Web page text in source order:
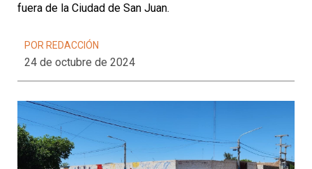
fuera de la Ciudad de San Juan.
POR REDACCIÓN
24 de octubre de 2024